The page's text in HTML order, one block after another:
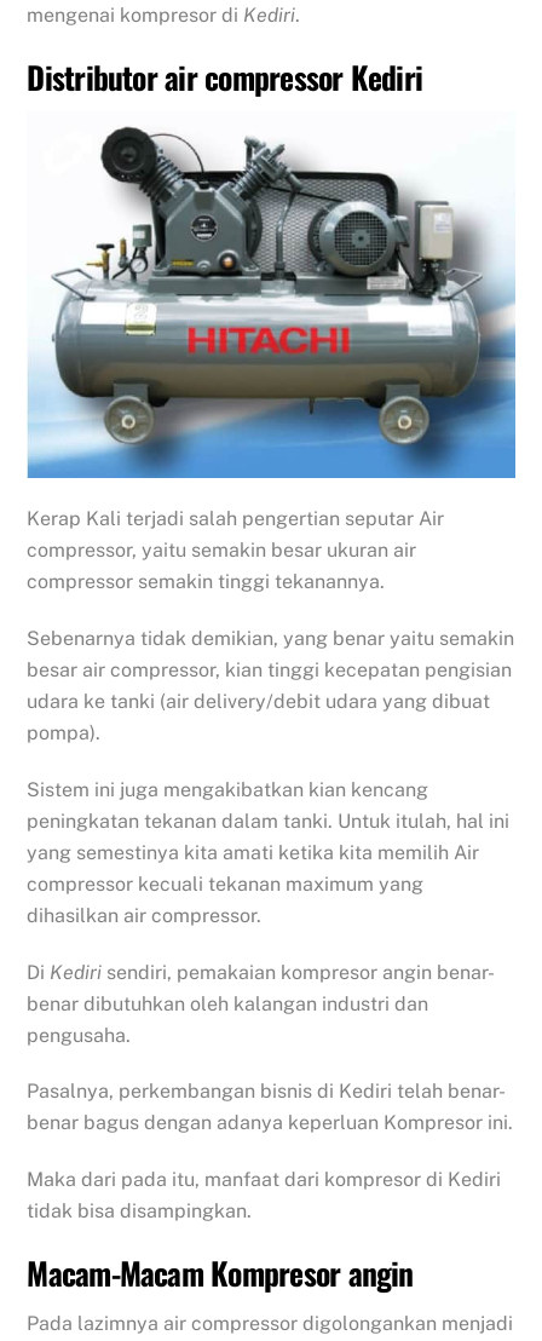
mengenai kompresor di Kediri.
Distributor air compressor Kediri
Kerap Kali terjadi salah pengertian seputar Air
compressor, yaitu semakin besar ukuran air
compressor semakin tinggi tekanannya.
Sebenarnya tidak demikian, yang benar yaitu semakin
besar air compressor, kian tinggi kecepatan pengisian
udara ke tanki (air delivery/debit udara yang dibuat
pompa).
Sistem ini juga mengakibatkan kian kencang
peningkatan tekanan dalam tanki. Untuk itulah, hal ini
yang semestinya kita amati ketika kita memilih Air
compressor kecuali tekanan maximum yang
dihasilkan air compressor.
Di Kediri sendiri, pemakaian kompresor angin benar-
benar dibutuhkan oleh kalangan industri dan
pengusaha.
Pasalnya, perkembangan bisnis di Kediri telah benar-
benar bagus dengan adanya keperluan Kompresor ini.
Maka dari pada itu, manfaat dari kompresor di Kediri
tidak bisa disampingkan.
Macam-Macam Kompresor angin
Pada lazimnya air compressor digolongankan menjadi